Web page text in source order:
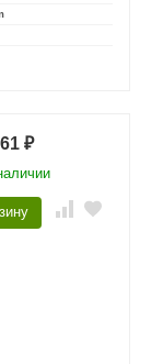
₽